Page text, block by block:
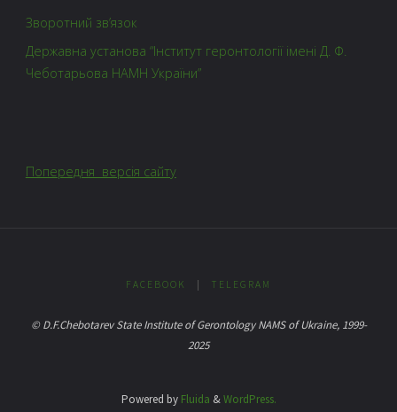
Зворотний зв’язок
Державна установа “Інститут геронтології імені Д. Ф.
Чеботарьова НАМН України”
Попередня версія сайту
FACEBOOK TELEGRAM
© D.F.Chebotarev State Institute of Gerontology NAMS of Ukraine, 1999-
2025
Powered byFluida &WordPress.